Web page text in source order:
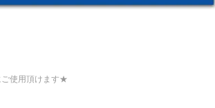
使用頂けます★